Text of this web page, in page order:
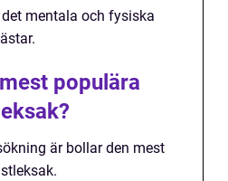
mentala och fysiska
populära
är bollar den mest